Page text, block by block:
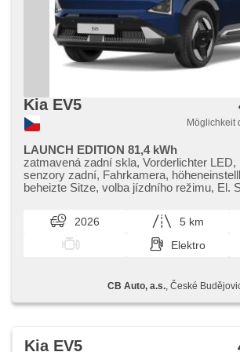
Kia EV5
Möglichkeit
LAUNCH EDITION 81,4 kWh
zatmavená zadní skla, Vorderlichter
senzory zadní, Fahrkamera,
beheizte Sitze, volba jízdního režimu, El.
isofix, Überwachung der Ermüdung des
Antriebsschlupfregelung (ASR), asistent
pruhu, Dachträger, Reifendrucksensor,
automatické přepínání dálkových světel,
Seitenscheiben, El. Vorderscheiben,
Lederpolsterung, Ledersitze, Bluetooth,
asistent rozjezdu do kopce (HSA),
2026 5 km
Elektro
CB Auto, a.s. , České
Kia EV5